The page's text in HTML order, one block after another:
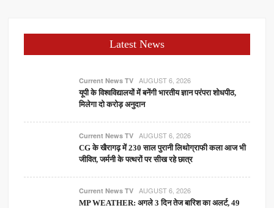
Latest News
Current News TV AUGUST 6, 2026
यूपी के विश्वविद्यालयों में बनेंगी भारतीय ज्ञान परंपरा शोधपीठ,
मिलेगा दो करोड़ अनुदान
Current News TV AUGUST 6, 2026
CG के खैरागढ़ में 230 साल पुरानी लिथोग्राफी कला आज भी
जीवित, जर्मनी के पत्थरों पर सीख रहे छात्र
Current News TV AUGUST 6, 2026
MP WEATHER: अगले 3 दिन तेज बारिश का अलर्ट, 49